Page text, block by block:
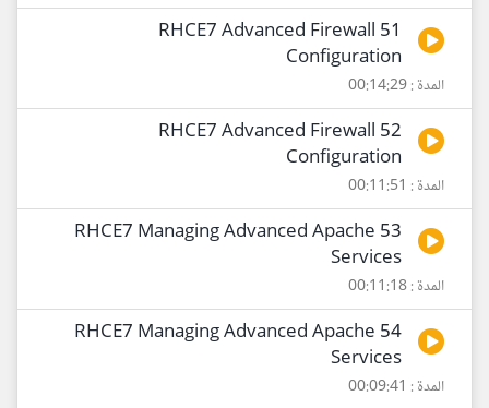
51 RHCE7 Advanced Firewall
Configuration
المدة : 00:14:29
52 RHCE7 Advanced Firewall
Configuration
المدة : 00:11:51
53 RHCE7 Managing Advanced Apache
Services
المدة : 00:11:18
54 RHCE7 Managing Advanced Apache
Services
المدة : 00:09:41